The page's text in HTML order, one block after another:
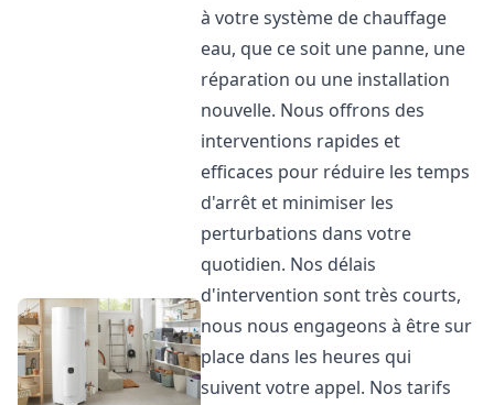
à votre système de chauffage
eau, que ce soit une panne, une
réparation ou une installation
nouvelle. Nous offrons des
interventions rapides et
efficaces pour réduire les temps
d'arrêt et minimiser les
perturbations dans votre
quotidien. Nos délais
d'intervention sont très courts,
nous nous engageons à être sur
place dans les heures qui
suivent votre appel. Nos tarifs